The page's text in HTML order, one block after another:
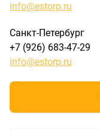
info@estorp.ru
Санкт-Петербург
+7 (926) 683-47-29
info@estorp.ru